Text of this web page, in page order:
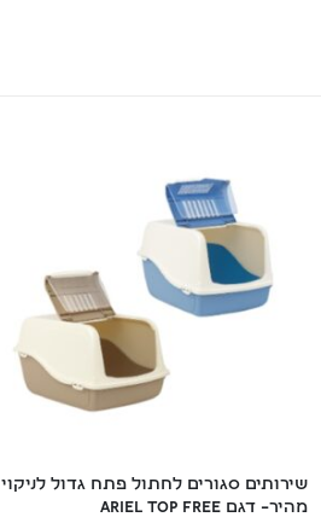
שירותים סגורים לחתול פתח גדול לניקוי
מהיר– דגם ARIEL TOP FREE